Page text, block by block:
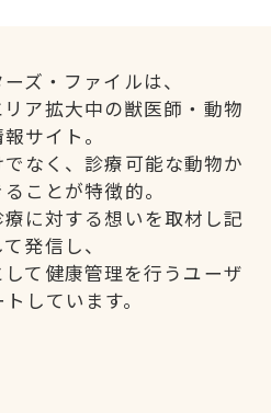
ズ・ファイルは、
ア拡大中の獣医師・動物
サイト。
なく、診療可能な動物か
ことが特徴的。
に対する想いを取材し記
発信し、
て健康管理を行うユーザ
しています。